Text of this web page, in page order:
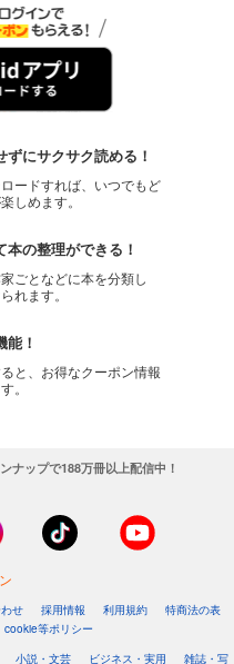
ずにサクサク読める！
ードすれば、いつでもど
しめます。
本の整理ができる！
ごとなどに本を分類し
れます。
能！
と、お得なクーポン情報
。
ナップで188万冊以上配信中！
せ 採用情報 利用規約
特商法の表
cookie等ポリシー
小説・文芸 ビジネス・実用 雑誌・写